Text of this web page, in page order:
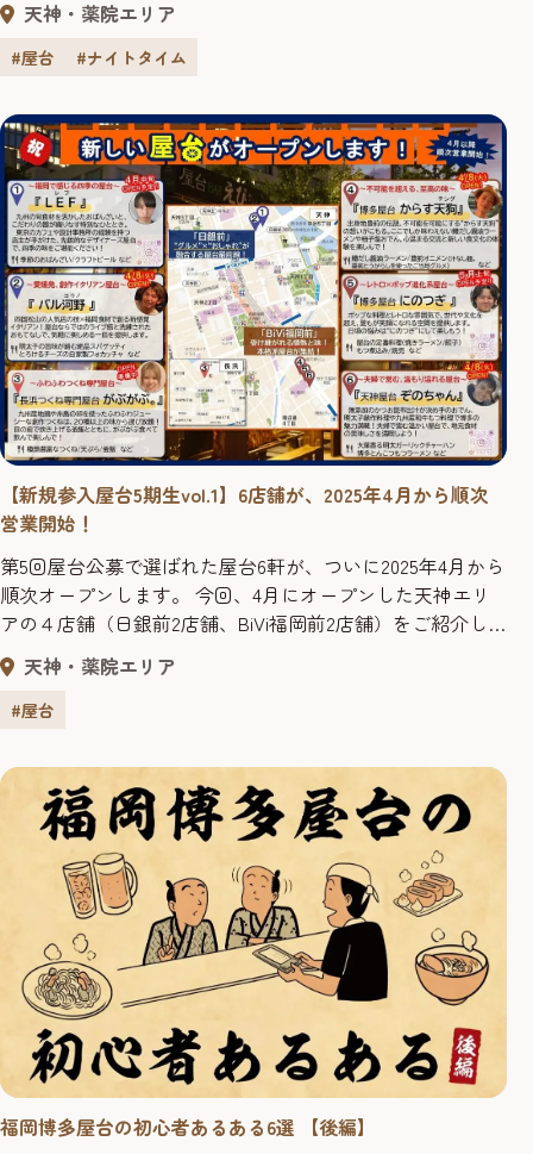
https://yokanavi.com/features/274223 学生時代の仲間同士
が繋ぐ「博多屋台 にのつぎ」 6月に渡辺通りのBiVi福岡前
天神・薬院エリア
#屋台 #ナイトタイム
【新規参入屋台5期生vol.1】6店舗が、2025年4月から順次
営業開始！
第5回屋台公募で選ばれた屋台6軒が、ついに2025年4月から
順次オープンします。 今回、4月にオープンした天神エリ
アの４店舗（日銀前2店舗、BiVi福岡前2店舗）をご紹介し
ます。 夫婦二人三脚。アットホーム屋台「天神屋台 ぞの
ちゃん」 4月にオープンした屋台、まず最初にご紹介する
のは渡辺通りの BiVi福岡前に暖簾を構える「天神屋台 ぞ
天神・薬院エリア
#屋台
福岡博多屋台の初心者あるある6選 【後編】